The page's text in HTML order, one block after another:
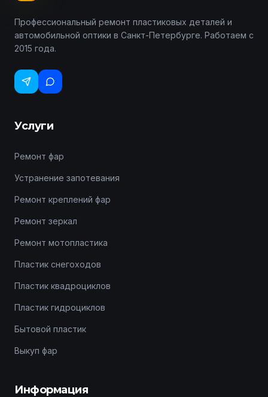
Профессиональный ремонт пластиковых деталей и
автомобильной оптики в Санкт-Петербурге. Работаем с
2015 года.
Услуги
Ремонт фар
Устранение запотевания
Ремонт креплений фар
Ремонт зеркал
Ремонт мотопластика
Пластик снегоходов
Пластик квадроциклов
Пластик гидроциклов
Бытовой пластик
Выкуп фар
Информация